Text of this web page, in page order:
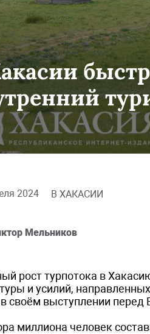
2024 В ХАКАСИИ
Мельников
рост турпотока в
и усилий,
в своём выступлении
миллиона человек